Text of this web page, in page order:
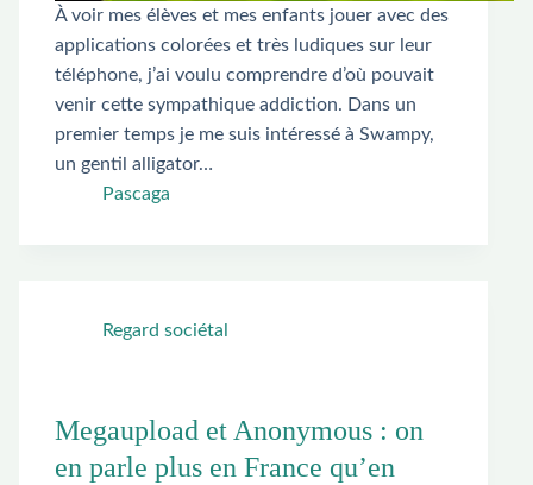
À voir mes élèves et mes enfants jouer avec des
applications colorées et très ludiques sur leur
téléphone, j’ai voulu comprendre d’où pouvait
venir cette sympathique addiction. Dans un
premier temps je me suis intéressé à Swampy,
un gentil alligator…
Pascaga
Regard sociétal
Megaupload et Anonymous : on
en parle plus en France qu’en